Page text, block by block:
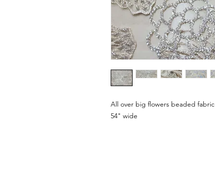
All over big flowers beaded fabric
54" wide